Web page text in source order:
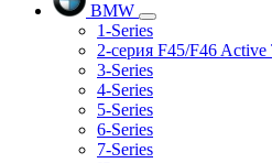
BMW
1-Series
2-серия F45/F46 Active
3-Series
4-Series
5-Series
6-Series
7-Series